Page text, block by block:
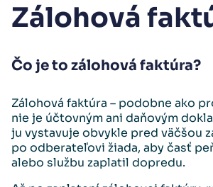
Zálohová
Čo je to zálohová faktúra?
Zálohová faktúra – podobne ako
nie je účtovným ani daňovým
ju vystavuje obvykle pred väčšou
po odberateľovi žiada, aby časť
alebo službu zaplatil dopredu.